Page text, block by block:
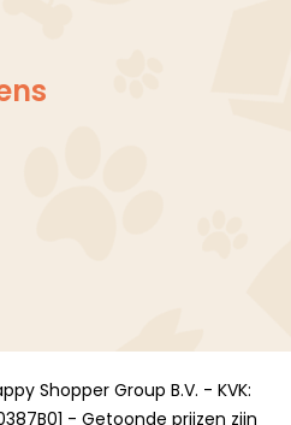
Shopper Group B.V. - KVK:
- Getoonde prijzen zijn